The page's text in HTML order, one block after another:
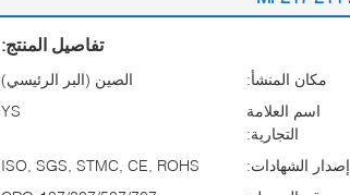
تفاصيل المنتج:
مكان المنشأ:
الصين (البر الرئيسي)
اسم العلامة
التجارية:
YS
إصدار الشهادات:
ISO, SGS, STMC, CE, ROHS